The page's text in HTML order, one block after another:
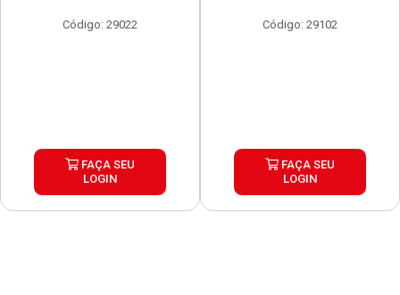
Código: 29022
FAÇA SEU
LOGIN
Código: 29102
FAÇA SEU
LOGIN